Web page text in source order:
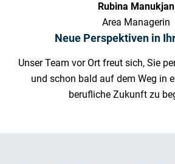
Rubina Manukjan
Area Managerin
Neue Perspektiven in
Unser Team vor Ort freut sich, Sie
und schon bald auf dem Weg in
berufliche Zukunft zu